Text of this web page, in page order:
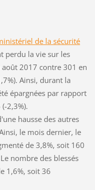
de la sécurité
perdu la vie sur les
2017 contre 301 en
Ainsi, durant la
épargnées par rapport
2,3%).
hausse des autres
le mois dernier, le
de 3,8%, soit 160
nombre des blessés
1,6%, soit 36